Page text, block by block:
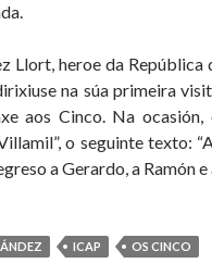
Llort, heroe da
na súa primeira
aos Cinco. Na
o seguinte texto:
a Gerardo, a Ramón e
ICAP OS CINCO